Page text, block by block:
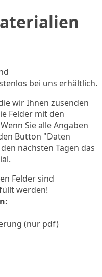
bei uns erhältlich.
wir Ihnen zusenden
Felder mit den
Sie alle Angaben
Button "Daten
nächsten Tagen das
Felder sind
werden!
(nur pdf)